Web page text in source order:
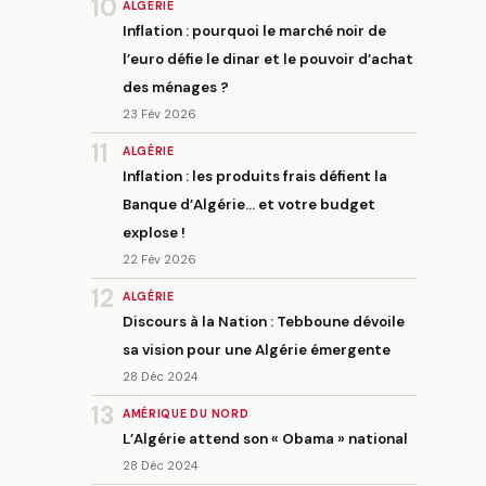
10 ALGÉRIE
Inflation : pourquoi le marché noir de
l’euro défie le dinar et le pouvoir d’achat
des ménages ?
23 Fév 2026
11 ALGÉRIE
Inflation : les produits frais défient la
Banque d’Algérie… et votre budget
explose !
22 Fév 2026
12 ALGÉRIE
Discours à la Nation : Tebboune dévoile
sa vision pour une Algérie émergente
28 Déc 2024
13 AMÉRIQUE DU NORD
L’Algérie attend son « Obama » national
28 Déc 2024